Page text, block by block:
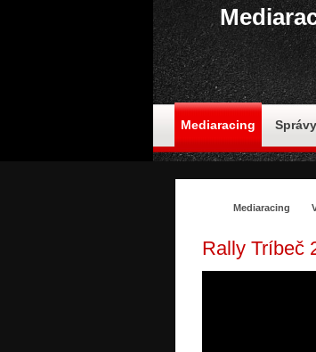
Mediaracing Správy
Mediaracing
Rally Tríbeč